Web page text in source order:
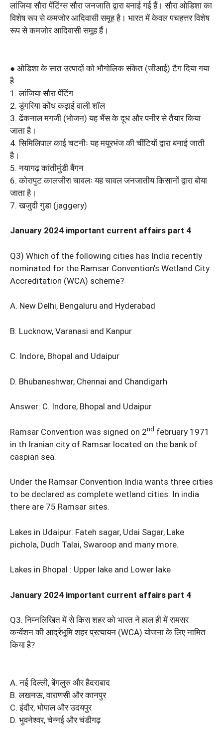
लांजिया सौरा पेंटिंग्स सौरा जनजाति द्वारा बनाई गई हैं। सौरा ओडिशा का
विशेष रूप से कमजोर आदिवासी समूह है। भारत में केवल पचहत्तर विशेष
रूप से कमजोर आदिवासी समूह हैं।
● ओडिशा के सात उत्पादों को भौगोलिक संकेत (जीआई) टैग दिया गया
है
1. लांजिया सौरा पेंटिंग
2. डूंगरिया कोंध कढ़ाई वाली शॉल
3. ढेंकनाल मगजी (भोजन) यह भैंस के दूध और पनीर से तैयार किया
जाता है।
4. सिमिलिपाल काई चटनीः यह मयूरभंज की चींटियों द्वारा बनाई जाती
है।
5. नयागढ़ कांतीमुंडी बैंगन
6. कोरापुट कालजीरा चावलः यह चावल जनजातीय किसानों द्वारा बोया
जाता है।
7. खजुदी गुडा (jaggery)
January 2024 important current affairs part 4
Q3) Which of the following cities has India recently
nominated for the Ramsar Convention’s Wetland City
Accreditation (WCA) scheme?
A. New Delhi, Bengaluru and Hyderabad
B. Lucknow, Varanasi and Kanpur
C. Indore, Bhopal and Udaipur
D. Bhubaneshwar, Chennai and Chandigarh
Answer: C. Indore, Bhopal and Udaipur
Ramsar Convention was signed on 2nd february 1971
in th Iranian city of Ramsar located on the bank of
caspian sea.
Under the Ramsar Convention India wants three cities
to be declared as complete wetland cities. In india
there are 75 Ramsar sites.
Lakes in Udaipur: Fateh sagar, Udai Sagar, Lake
pichola, Dudh Talai, Swaroop and many more.
Lakes in Bhopal : Upper lake and Lower lake
January 2024 important current affairs part 4
Q3. निम्नलिखित में से किस शहर को भारत ने हाल ही में रामसर
कन्वेंशन की आर्द्रभूमि शहर प्रत्यायन (WCA) योजना के लिए नामित
किया है?
A. नई दिल्ली, बेंगलुरु और हैदराबाद
B. लखनऊ, वाराणसी और कानपुर
C. इंदौर, भोपाल और उदयपुर
D. भुवनेश्वर, चेन्नई और चंडीगढ़